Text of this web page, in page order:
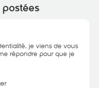
je viens de vous
répondre pour que je